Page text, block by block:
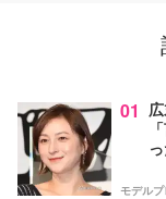
01
モデルプ